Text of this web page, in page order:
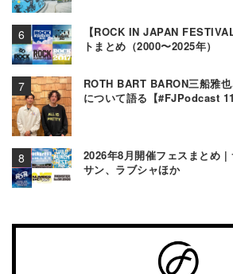
【ROCK IN JAPAN
トまとめ（2000〜2025年）
ROTH BART BARON三船雅
について語る【#FJPodcast
2026年8月開催フェスまとめ |
サン、ラブシャほか